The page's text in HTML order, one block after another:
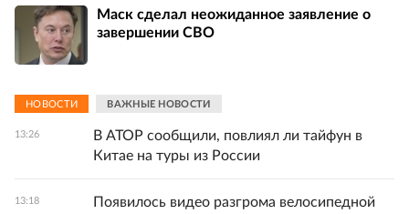
Маск сделал неожиданное заявление о
завершении СВО
НОВОСТИ ВАЖНЫЕ НОВОСТИ
13:26
В АТОР сообщили, повлиял ли тайфун в
Китае на туры из России
13:18
Появилось видео разгрома велосипедной